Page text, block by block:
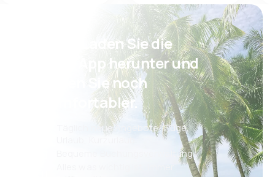
Psst! Laden Sie die
eSky App herunter und
reisen Sie noch
komfortabler.
Täglich neue Angebote: Flüge,
Bequeme Buchungsverwaltung